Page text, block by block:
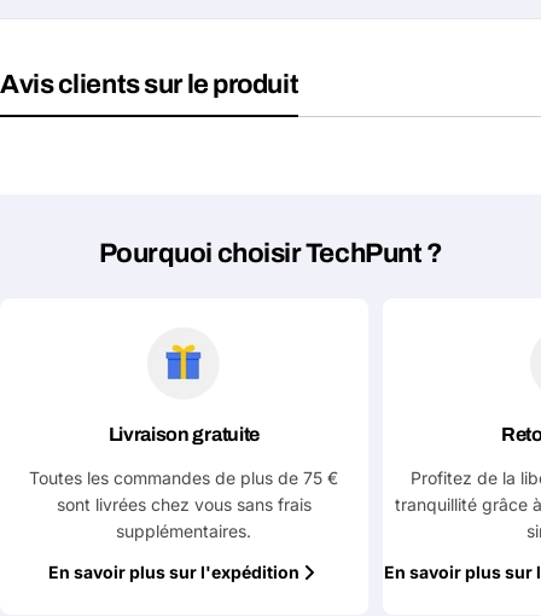
Avis clients sur le produit
Pourquoi choisir TechPunt ?
Livraison gratuite
Toutes les commandes de plus de 75 €
sont livrées chez vous sans frais
supplémentaires.
En savoir plus sur l'expédition
Profitez de la
tranquillité grâce
En savoir plus sur